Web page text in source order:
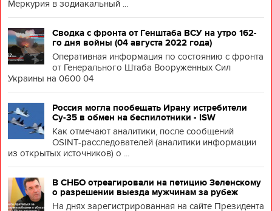
Меркурия в зодиакальный ...
Сводка с фронта от Генштаба ВСУ на утро 162-
го дня войны (04 августа 2022 года)
Оперативная информация по состоянию с фронта
от Генерального Штаба Вооруженных Сил
Украины на 0600 04
Россия могла пообещать Ирану истребители
Су-35 в обмен на беспилотники - ISW
Как отмечают аналитики, после сообщений
OSINT-расследователей (аналитики информации
из открытых источников) о ...
В СНБО отреагировали на петицию Зеленскому
о разрешении выезда мужчинам за рубеж
На днях зарегистрированная на сайте Президента